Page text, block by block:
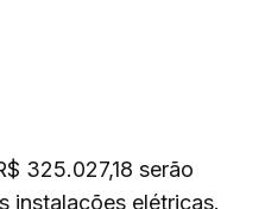
325.027,18 serão
instalações elétricas.